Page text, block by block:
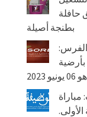
100 سائق حافلة
بطنجة أصيلة
الفرس:
مكلف بأرضية
الأولى.